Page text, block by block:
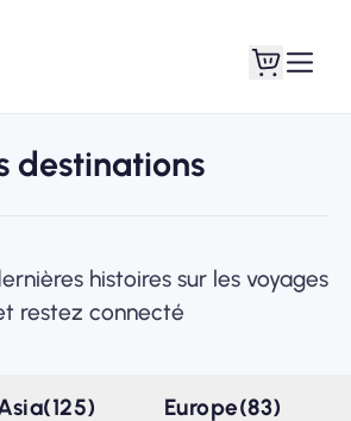
destinations
histoires sur les voyages
restez connecté
Europe(83)